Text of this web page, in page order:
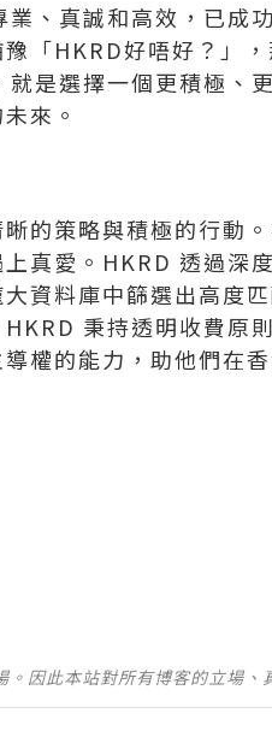
、真誠和高效，已成
「HKRD好唔好？」
是選擇一個更積極、
來。
的策略與積極的行動
真愛。HKRD 透過深
資料庫中篩選出高度
秉持透明收費原
權的能力，助他們在
因此本站對所有博客的立場